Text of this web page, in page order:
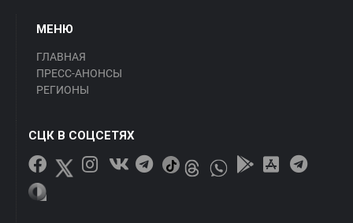
МЕНЮ
ГЛАВНАЯ
ПРЕСС-АНОНСЫ
РЕГИОНЫ
СЦК В СОЦСЕТЯХ